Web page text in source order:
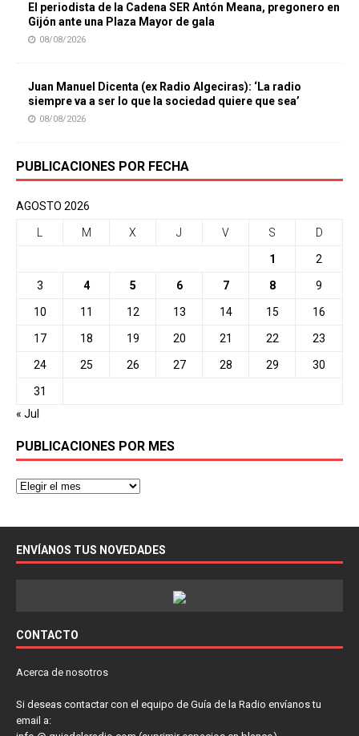
El periodista de la Cadena SER Antón Meana, pregonero en
Gijón ante una Plaza Mayor de gala
08/08/2026
Juan Manuel Dicenta (ex Radio Algeciras): ‘La radio
siempre va a ser lo que la sociedad quiere que sea’
08/08/2026
PUBLICACIONES POR FECHA
AGOSTO 2026
L M X J V S D
1 2
3 4 5 6 7 8 9
10 11 12 13 14 15 16
17 18 19 20 21 22 23
24 25 26 27 28 29 30
31
« Jul
PUBLICACIONES POR MES
ENVÍANOS TUS NOVEDADES
CONTACTO
Acerca de nosotros
Si deseas contactar con el equipo de Guía de la Radio envíanos tu
email a: